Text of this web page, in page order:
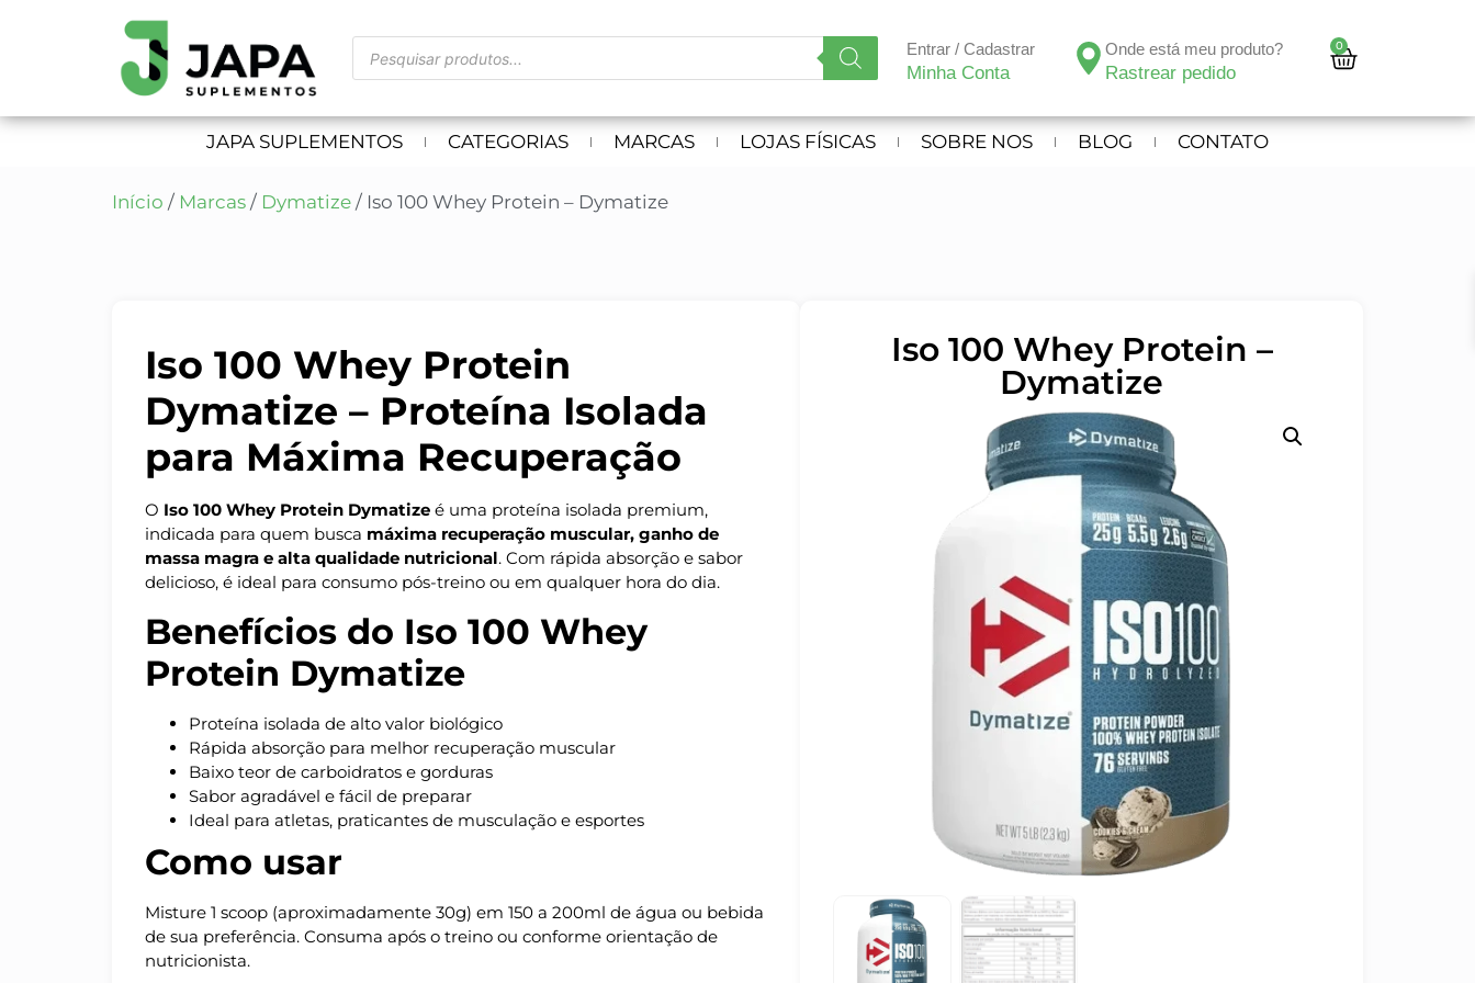
Entrar / Cadastrar
Minha Conta
Onde está meu produto?
Rastrear pedido
0
JAPA SUPLEMENTOS CATEGORIAS MARCAS LOJAS FÍSICAS SOBRE NOS BLOG CONTATO
Início / Marcas / Dymatize / Iso 100 Whey Protein – Dymatize
Iso 100 Whey Protein
Dymatize – Proteína Isolada
para Máxima Recuperação
O Iso 100 Whey Protein Dymatize é uma proteína isolada premium,
indicada para quem busca máxima recuperação muscular, ganho de
massa magra e alta qualidade nutricional. Com rápida absorção e sabor
delicioso, é ideal para consumo pós-treino ou em qualquer hora do dia.
Benefícios do Iso 100 Whey
Protein Dymatize
Proteína isolada de alto valor biológico
Rápida absorção para melhor recuperação muscular
Baixo teor de carboidratos e gorduras
Sabor agradável e fácil de preparar
Ideal para atletas, praticantes de musculação e esportes
Como usar
Misture 1 scoop (aproximadamente 30g) em 150 a 200ml de água ou bebida
de sua preferência. Consuma após o treino ou conforme orientação de
nutricionista.
Iso 100 Whey Protein –
Dymatize